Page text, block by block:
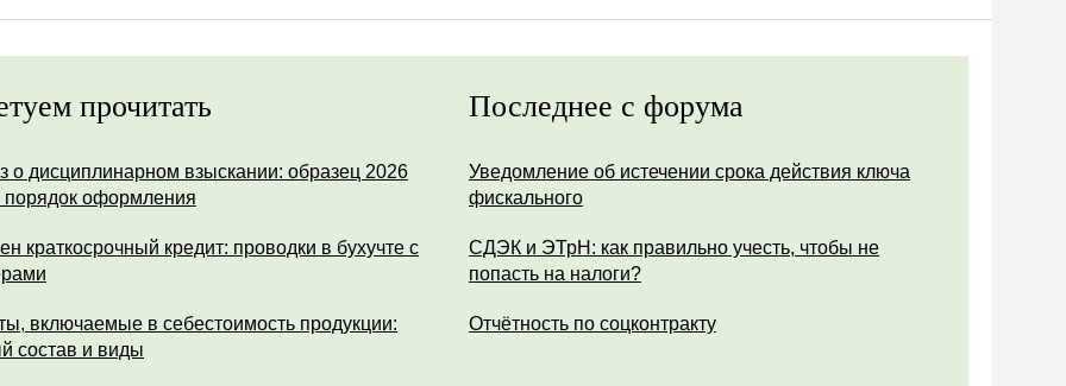
прочитать
о дисциплинарном взыскании: образец 2026
порядок оформления
краткосрочный кредит: проводки в бухучте с
включаемые в себестоимость продукции:
состав и виды
Последнее с форума
Уведомление об истечении срока действия ключа
фискального
СДЭК и ЭТрН: как правильно учесть, чтобы не
попасть на налоги?
Отчётность по соцконтракту